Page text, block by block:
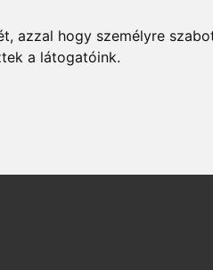
azzal hogy személyre
a látogatóink.
alábbi rendelkezéseinek